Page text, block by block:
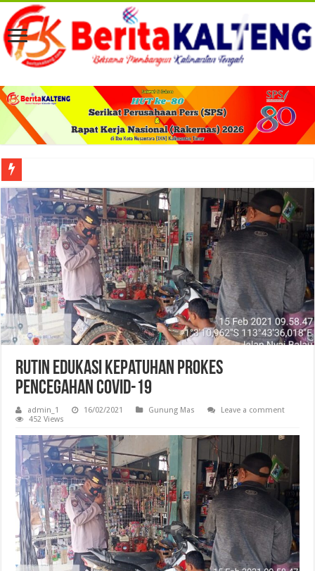
Viral! Selama Dua Bulan Lebih Siltap Serta Tunjangan Pemdes dan BPD di
Rutin Edukasi Kepatuhan Prokes
Pencegahan Covid-19
admin_1 16/02/2021 Gunung Mas
Leave a comment
452 Views